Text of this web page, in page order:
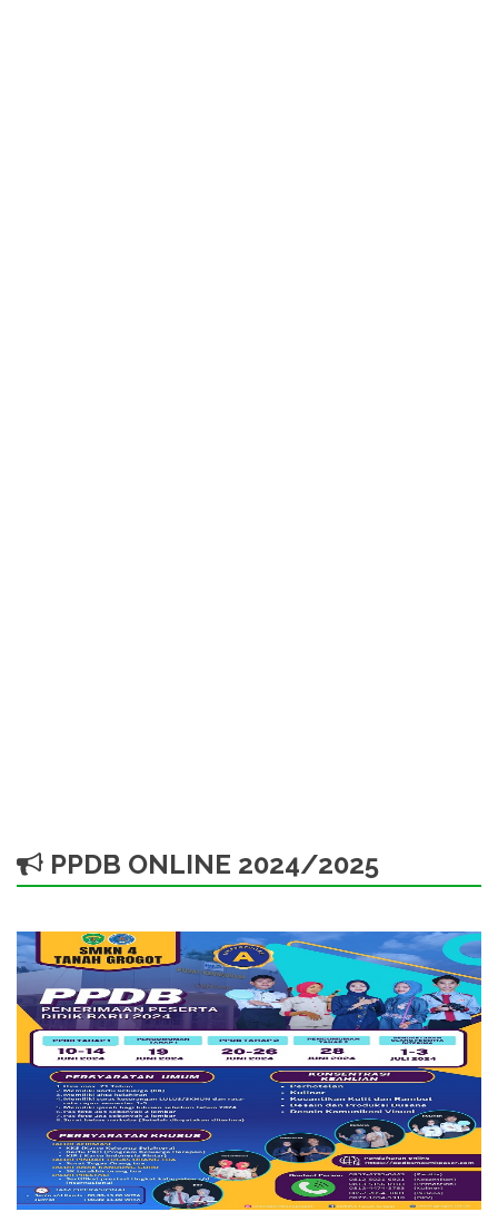
PPDB ONLINE 2024/2025